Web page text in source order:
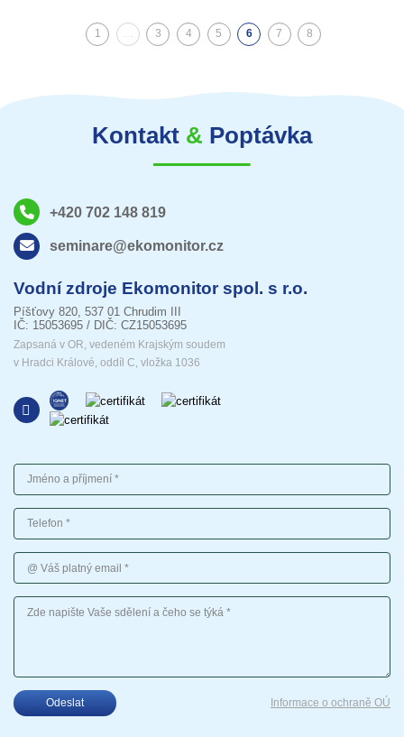
1 3 4 5 6(aktuální)
7 8
Kontakt & Poptávka
+420 702 148 819
seminare@ekomonitor.cz
Vodní zdroje Ekomonitor spol. s r.o.
Píšťovy 820, 537 01 Chrudim III
IČ: 15053695 / DIČ: CZ15053695
Zapsaná v OR, vedeném Krajským soudem
v Hradci Králové, oddíl C, vložka 1036
Jméno a příjmení
Telefon
Váš platný email
Vaše sdělení
Odeslat Informace o ochraně OÚ